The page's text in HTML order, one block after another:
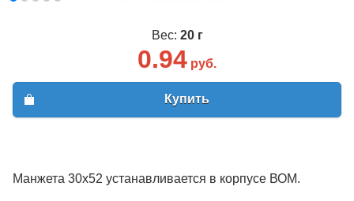
Вес: 20 г
0.94 руб.
Купить
Манжета 30х52 устанавливается в корпусе ВОМ.